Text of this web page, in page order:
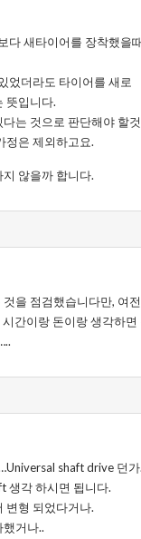
다 새타이어를 장착했을
었더라도 타이어를 새로
뜻입니다.
는 것으로 판단해야 할것
정은 제외하고요.
않을까 합니다.
을 점검했습니다만, 여
간이랑 돈이랑 생각하
shaft drive 던가
생각 하시면 됩니다.
변형 되었다거나.
거나..